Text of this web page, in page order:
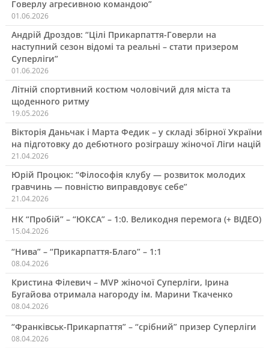
Говерлу агресивною командою”
01.06.2026
Андрій Дроздов: “Цілі Прикарпаття-Говерли на
наступний сезон відомі та реальні – стати призером
Суперліги”
01.06.2026
Літній спортивний костюм чоловічий для міста та
щоденного ритму
19.05.2026
Вікторія Даньчак і Марта Федик – у складі збірної України
на підготовку до дебютного розіграшу жіночої Ліги націй
21.04.2026
Юрій Процюк: “Філософія клубу — розвиток молодих
гравчинь — повністю виправдовує себе”
21.04.2026
НК “Пробій” – “ЮКСА” – 1:0. Великодня перемога (+ ВІДЕО)
15.04.2026
“Нива” – “Прикарпаття-Благо” – 1:1
08.04.2026
Кристина Філевич – MVP жіночої Суперліги, Ірина
Бугайова отримала нагороду ім. Марини Ткаченко
08.04.2026
“Франківськ-Прикарпаття” – “срібний” призер Суперліги
08.04.2026